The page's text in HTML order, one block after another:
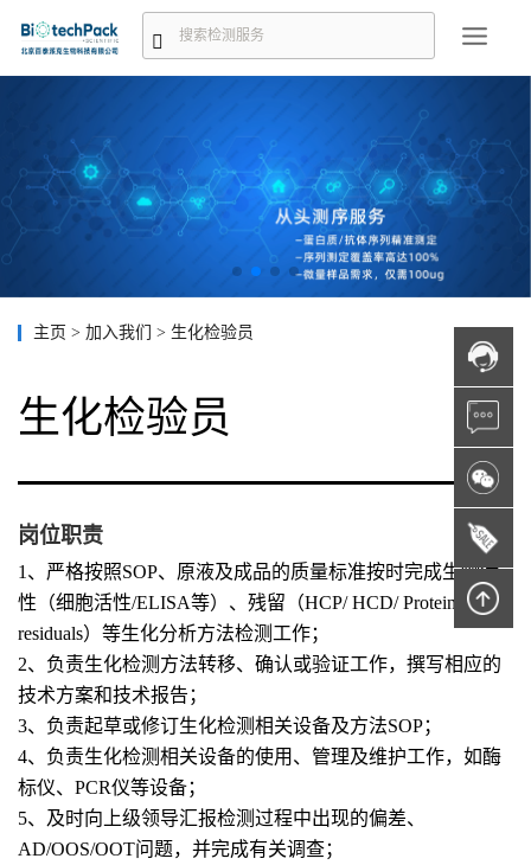
主页 > 加入我们 > 生化检验员
生化检验员
岗位职责
1、严格按照SOP、原液及成品的质量标准按时完成生物活
性（细胞活性/ELISA等）、残留（HCP/ HCD/ Protein A
residuals）等生化分析方法检测工作；
2、负责生化检测方法转移、确认或验证工作，撰写相应的
技术方案和技术报告；
3、负责起草或修订生化检测相关设备及方法SOP；
4、负责生化检测相关设备的使用、管理及维护工作，如酶
标仪、PCR仪等设备；
5、及时向上级领导汇报检测过程中出现的偏差、
AD/OOS/OOT问题，并完成有关调查；